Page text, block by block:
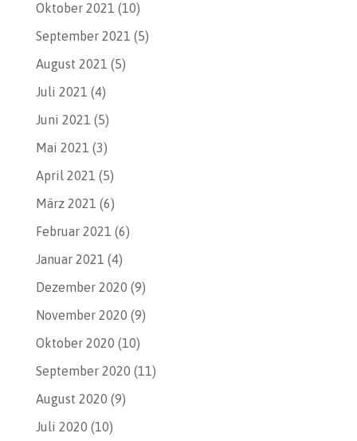
Oktober 2021 (10)
September 2021 (5)
August 2021 (5)
Juli 2021 (4)
Juni 2021 (5)
Mai 2021 (3)
April 2021 (5)
März 2021 (6)
Februar 2021 (6)
Januar 2021 (4)
Dezember 2020 (9)
November 2020 (9)
Oktober 2020 (10)
September 2020 (11)
August 2020 (9)
Juli 2020 (10)